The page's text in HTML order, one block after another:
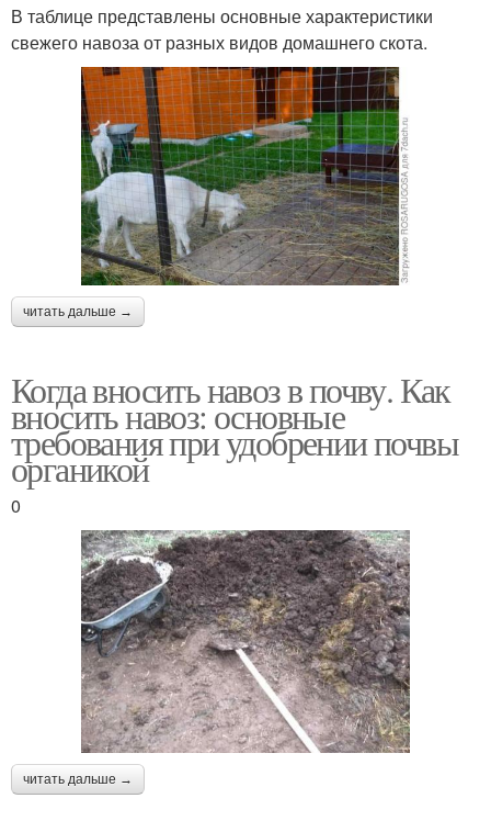
В таблице представлены основные характеристики
свежего навоза от разных видов домашнего скота.
читать дальше →
Когда вносить навоз в почву. Как
вносить навоз: основные
требования при удобрении почвы
органикой
0
читать дальше →